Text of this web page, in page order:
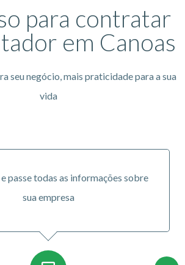
para contratar
em Canoas
seu negócio, mais praticidade para a sua
vida
passe todas as informações sobre
sua empresa